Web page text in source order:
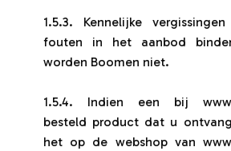
1.5.3. Kennelijke
fouten in het aanbod
worden Boomen niet.
1.5.4. Indien een bij
besteld product dat u
het op de webshop van